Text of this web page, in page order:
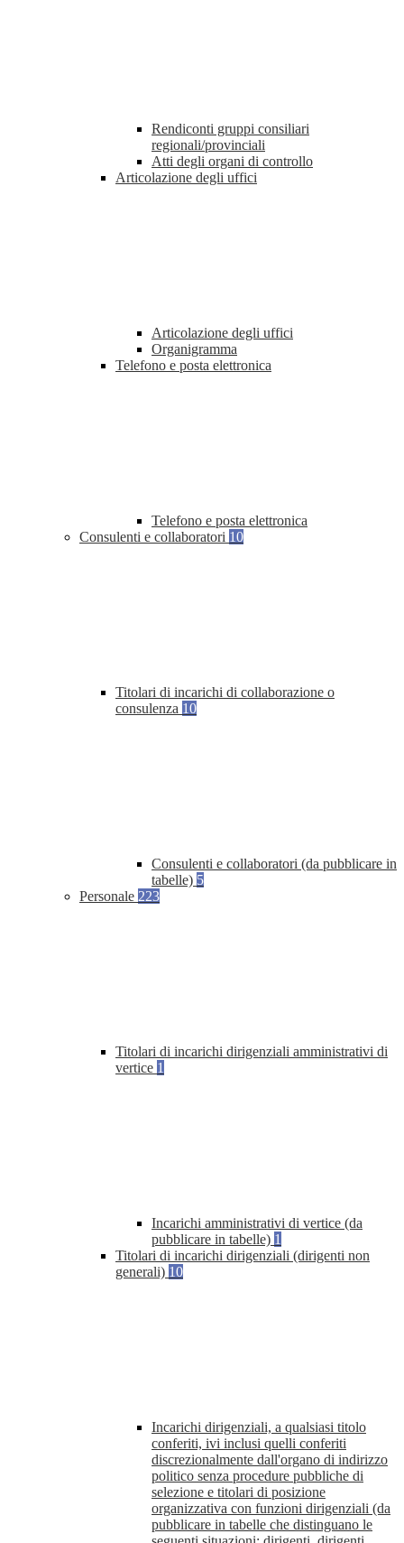
Rendiconti gruppi consiliari
regionali/provinciali
Atti degli organi di controllo
Articolazione degli uffici
Articolazione degli uffici
Organigramma
Telefono e posta elettronica
Telefono e posta elettronica
Consulenti e collaboratori 10
Titolari di incarichi di collaborazione o
consulenza 10
Consulenti e collaboratori (da pubblicare in
tabelle) 5
Personale 223
Titolari di incarichi dirigenziali amministrativi di
vertice 1
Incarichi amministrativi di vertice (da
pubblicare in tabelle) 1
Titolari di incarichi dirigenziali (dirigenti non
generali) 10
Incarichi dirigenziali, a qualsiasi titolo
conferiti, ivi inclusi quelli conferiti
discrezionalmente dall'organo di indirizzo
politico senza procedure pubbliche di
selezione e titolari di posizione
organizzativa con funzioni dirigenziali (da
pubblicare in tabelle che distinguano le